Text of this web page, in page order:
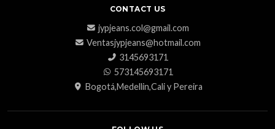
CONTACT US
jypjeans.col@gmail.com
Ventasjypjeans@hotmail.com
3145693171
573145693171
Bogotá,Medellin,Cali y Pereira